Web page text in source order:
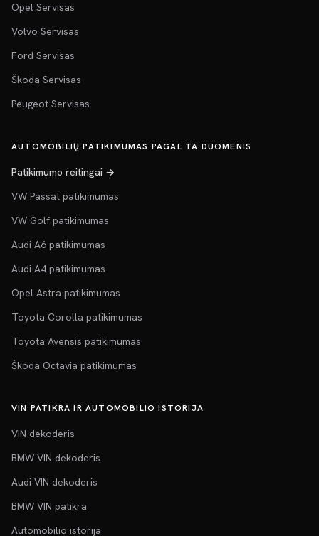
Opel Servisas
Volvo Servisas
Ford Servisas
Škoda Servisas
Peugeot Servisas
AUTOMOBILIŲ PATIKIMUMAS PAGAL TA DUOMENIS
Patikimumo reitingai →
VW Passat patikimumas
VW Golf patikimumas
Audi A6 patikimumas
Audi A4 patikimumas
Opel Astra patikimumas
Toyota Corolla patikimumas
Toyota Avensis patikimumas
Škoda Octavia patikimumas
VIN PATIKRA IR AUTOMOBILIO ISTORIJA
VIN dekoderis
BMW VIN dekoderis
Audi VIN dekoderis
BMW VIN patikra
Automobilio istorija